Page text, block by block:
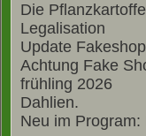
Die
Legalisation
Update Fakeshop
Achtung Fake
frühling 2026
Dahlien.
Neu im